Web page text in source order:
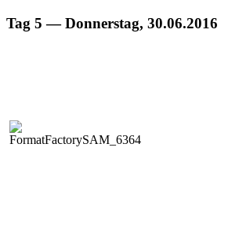
Tag 5 — Donnerstag, 30.06.2016